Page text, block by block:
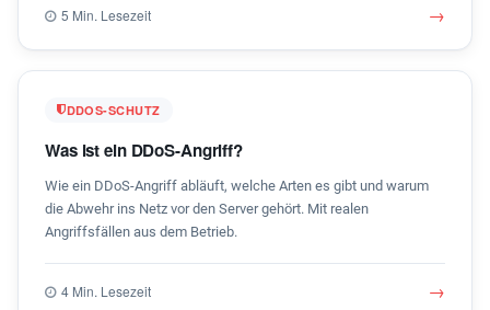
5 Min. Lesezeit →
DDOS-SCHUTZ
Was ist ein DDoS-Angriff?
Wie ein DDoS-Angriff abläuft, welche Arten es gibt und warum
die Abwehr ins Netz vor den Server gehört. Mit realen
Angriffsfällen aus dem Betrieb.
4 Min. Lesezeit →